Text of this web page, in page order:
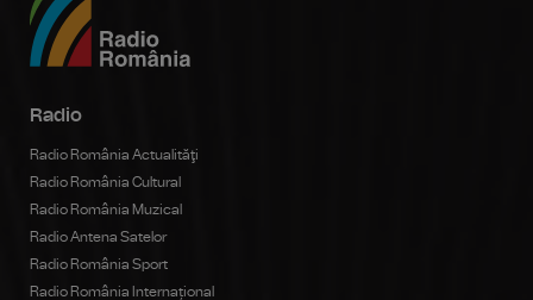
Radio
Radio România Actualităţi
Radio România Cultural
Radio România Muzical
Radio Antena Satelor
Radio România Sport
Radio România Internațional